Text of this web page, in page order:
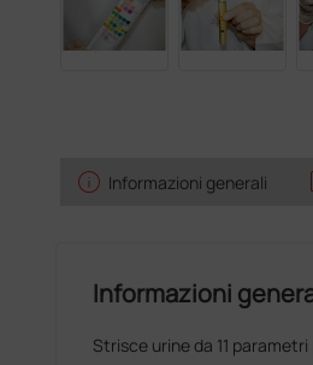
info Informazioni generali
Informazioni
Strisce urine da 11